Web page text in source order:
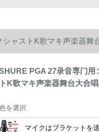
ャストK歌マキ声楽器舞
PGA 27录音専门用
トK歌マキ声楽器舞台大合
を選択
マイクはブラケットを送